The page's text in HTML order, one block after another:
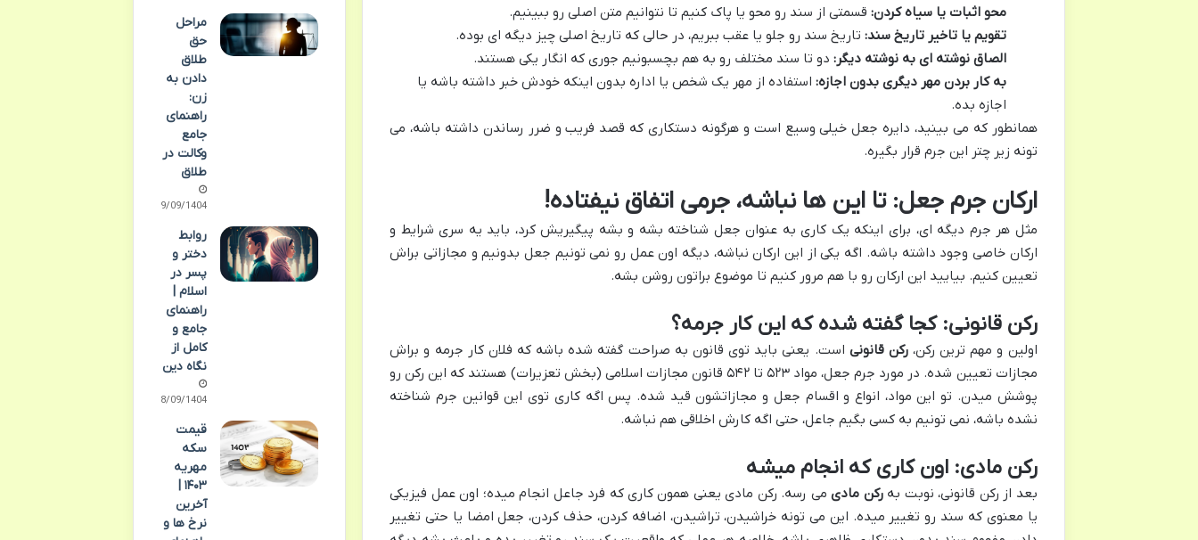
محو اثبات یا سیاه کردن: قسمتی از سند رو محو یا پاک کنیم تا نتوانیم متن اصلی رو ببینیم.
تقویم یا تاخیر تاریخ سند: تاریخ سند رو جلو یا عقب ببریم، در حالی که تاریخ اصلی چیز دیگه ای بوده.
الصاق نوشته ای به نوشته دیگر: دو تا سند مختلف رو به هم بچسبونیم جوری که انگار یکی هستند.
به کار بردن مهر دیگری بدون اجازه: استفاده از مهر یک شخص یا اداره بدون اینکه خودش خبر داشته باشه یا
اجازه بده.
همانطور که می بینید، دایره جعل خیلی وسیع است و هرگونه دستکاری که قصد فریب و ضرر رساندن داشته باشه، می
تونه زیر چتر این جرم قرار بگیره.
ارکان جرم جعل: تا این ها نباشه، جرمی اتفاق نیفتاده!
مثل هر جرم دیگه ای، برای اینکه یک کاری به عنوان جعل شناخته بشه و بشه پیگیریش کرد، باید یه سری شرایط و
ارکان خاصی وجود داشته باشه. اگه یکی از این ارکان نباشه، دیگه اون عمل رو نمی تونیم جعل بدونیم و مجازاتی براش
تعیین کنیم. بیایید این ارکان رو با هم مرور کنیم تا موضوع براتون روشن بشه.
رکن قانونی: کجا گفته شده که این کار جرمه؟
اولین و مهم ترین رکن،رکن قانونی است. یعنی باید توی قانون به صراحت گفته شده باشه که فلان کار جرمه و براش
مجازات تعیین شده. در مورد جرم جعل، مواد ۵۲۳ تا ۵۴۲ قانون مجازات اسلامی (بخش تعزیرات) هستند که این رکن رو
پوشش میدن. تو این مواد، انواع و اقسام جعل و مجازاتشون قید شده. پس اگه کاری توی این قوانین جرم شناخته
نشده باشه، نمی تونیم به کسی بگیم جاعل، حتی اگه کارش اخلاقی هم نباشه.
رکن مادی: اون کاری که انجام میشه
بعد از رکن قانونی، نوبت بهرکن مادیمی رسه. رکن مادی یعنی همون کاری که فرد جاعل انجام میده؛ اون عمل فیزیکی
یا معنوی که سند رو تغییر میده. این می تونه خراشیدن، تراشیدن، اضافه کردن، حذف کردن، جعل امضا یا حتی تغییر
مراحل
حق
طلاق
دادن به
زن:
راهنمای
جامع
وکالت در
طلاق
29/09/1404
روابط
دختر و
پسر در
اسلام |
راهنمای
جامع و
کامل از
نگاه دین
28/09/1404
قیمت
سکه
مهریه
۱۴۰۳ |
آخرین
نرخ ها و